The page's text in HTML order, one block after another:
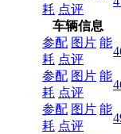
耗 点评
车辆信息
参配 图片 能
耗 点评
参配 图片 能
耗 点评
参配 图片 能
耗 点评